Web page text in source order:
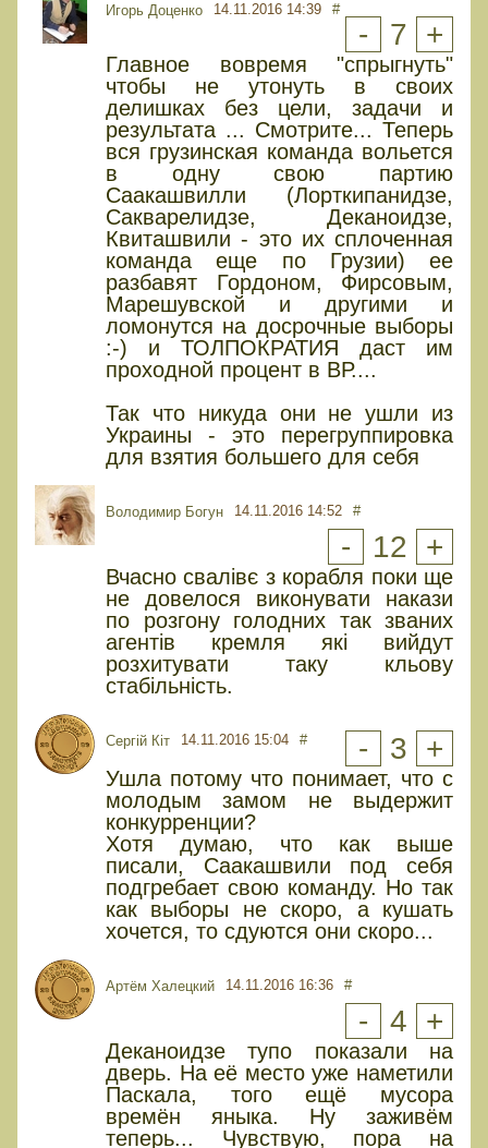
Игорь Доценко 14.11.2016 14:39 #
- 7 +
Главное вовремя "спрыгнуть"
чтобы не утонуть в своих
делишках без цели, задачи и
результата ... Смотрите... Теперь
вся грузинская команда вольется
в одну свою партию
Саакашвилли (Лорткипанидзе,
Сакварелидзе, Деканоидзе,
Квиташвили - это их сплоченная
команда еще по Грузии) ее
разбавят Гордоном, Фирсовым,
Марешувской и другими и
ломонутся на досрочные выборы
:-) и ТОЛПОКРАТИЯ даст им
проходной процент в ВР....
Так что никуда они не ушли из
Украины - это перегруппировка
для взятия большего для себя
Володимир Богун 14.11.2016 14:52 #
- 12 +
Вчасно свалівє з корабля поки ще
не довелося виконувати накази
по розгону голодних так званих
агентів кремля які вийдут
розхитувати таку кльову
стабільність.
Сергій Кіт 14.11.2016 15:04 # - 3 +
Ушла потому что понимает, что с
молодым замом не выдержит
конкурренции?
Хотя думаю, что как выше
писали, Саакашвили под себя
подгребает свою команду. Но так
как выборы не скоро, а кушать
хочется, то сдуются они скоро...
Артём Халецкий 14.11.2016 16:36 #
- 4 +
Деканоидзе тупо показали на
дверь. На её место уже наметили
Паскала, того ещё мусора
времён яныка. Ну заживём
теперь... Чувствую, пора на